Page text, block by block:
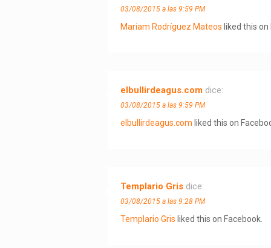
03/08/2015 a las 9:59 PM
Mariam Rodríguez Mateos liked this on
elbullirdeagus.com dice:
03/08/2015 a las 9:59 PM
elbullirdeagus.com liked this on
Templario Gris dice:
03/08/2015 a las 9:28 PM
Templario Gris liked this on Facebook.